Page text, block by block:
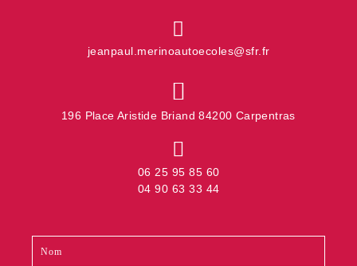
jeanpaul.merinoautoecoles@sfr.fr
196 Place Aristide Briand 84200 Carpentras
06 25 95 85 60
04 90 63 33 44
footer
vous